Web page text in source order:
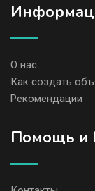
О нас
Как создать
Рекомендации
Помощь и